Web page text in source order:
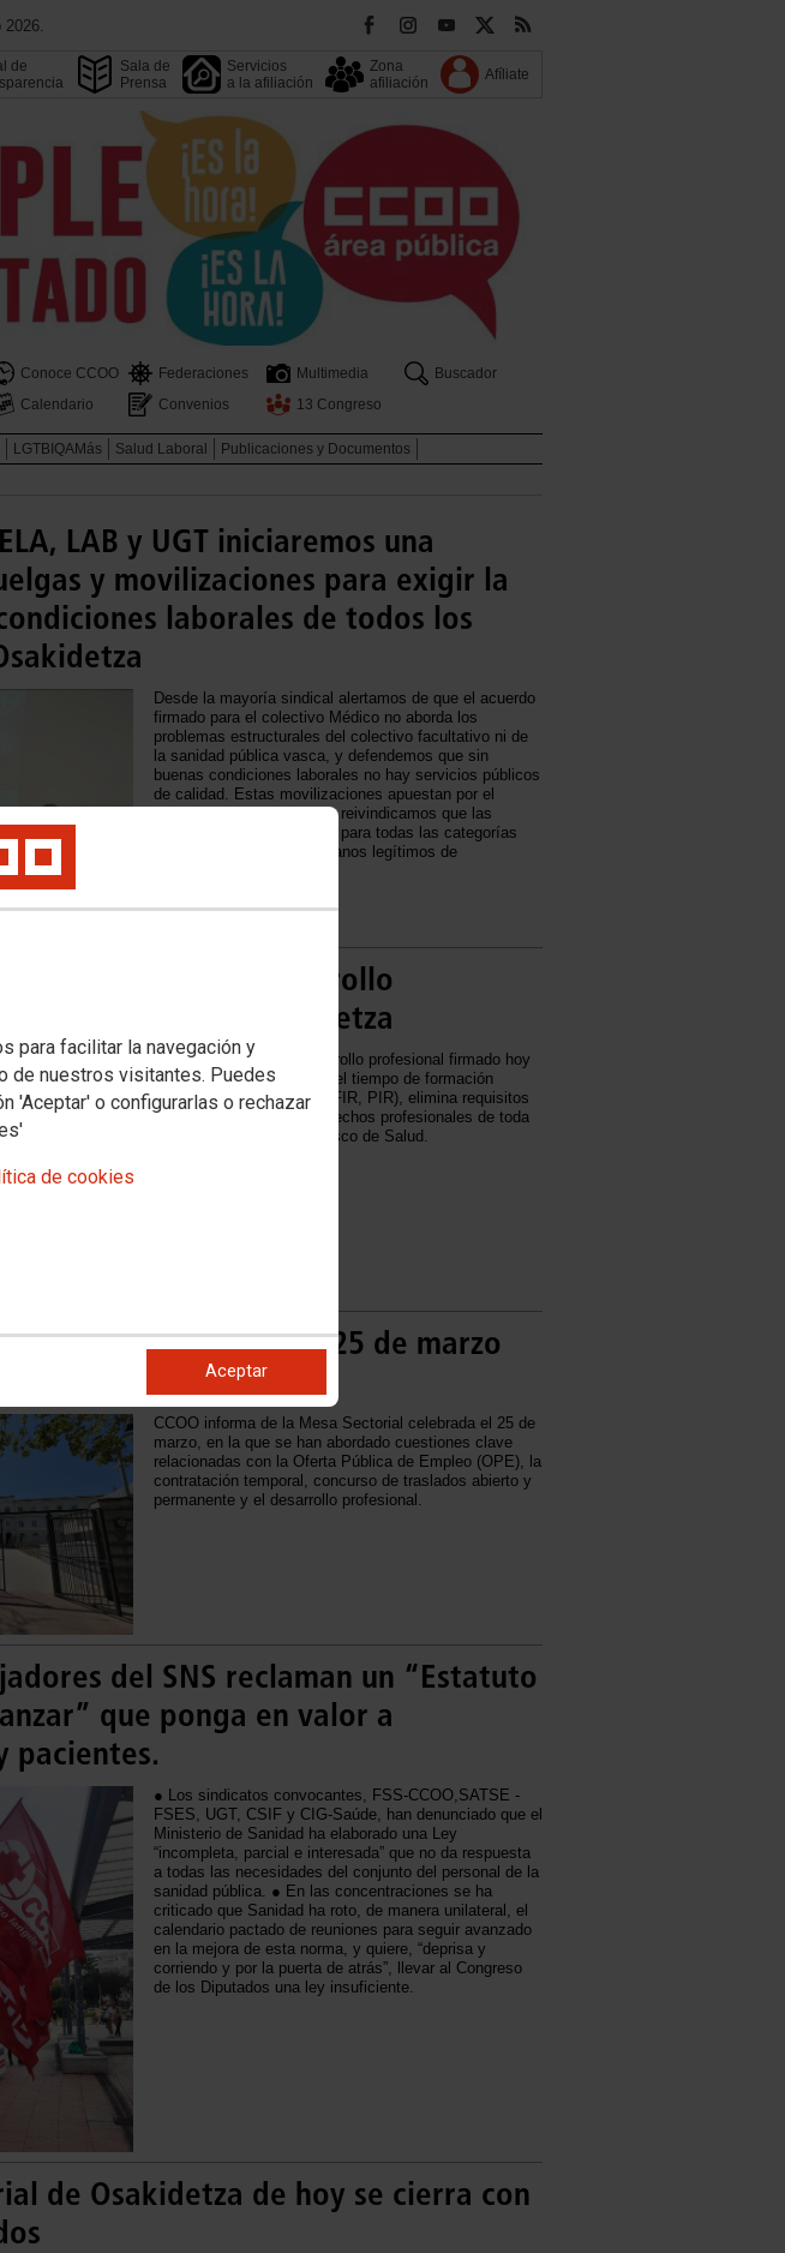
para facilitar la navegación y
de nuestros visitantes. Puedes
'Aceptar' o configurarlas o rechazar
de cookies
Aceptar
2026.
de
Sala de
Prensa
Servicios
a la afiliación
Zona
afiliación
Afíliate
Conoce CCOO Federaciones Multimedia
Buscador
Calendario
Convenios 13 Congreso
LGTBIQAMás Salud Laboral
Publicaciones y Documentos
LAB y UGT iniciaremos una
y movilizaciones para exigir la
laborales de todos los
Desde la mayoría sindical alertamos de que el acuerdo
firmado para el colectivo Médico no aborda los
problemas estructurales del colectivo facultativo ni de
la sanidad pública vasca, y defendemos que sin
buenas condiciones laborales no hay servicios públicos
de calidad. Estas movilizaciones apuestan por el
equipo de profesionales, y reivindicamos que las
mejoras deben alcanzarse para todas las categorías
desde el respeto a los órganos legítimos de
nuevo modelo de Desarrollo
el personal de Osakidetza
El nuevo modelo de desarrollo profesional firmado hoy
reconoce por primera vez el tiempo de formación
especializada (MIR, EIR, FIR, PIR), elimina requisitos
injustos y refuerza los derechos profesionales de toda
la plantilla del Servicio Vasco de Salud.
Sectorial Osakidetza – 25 de marzo
CCOO informa de la Mesa Sectorial celebrada el 25 de
marzo, en la que se han abordado cuestiones clave
relacionadas con la Oferta Pública de Empleo (OPE), la
contratación temporal, concurso de traslados abierto y
permanente y el desarrollo profesional.
del SNS reclaman un “Estatuto
que ponga en valor a
pacientes.
● Los sindicatos convocantes, FSS-CCOO,SATSE -
FSES, UGT, CSIF y CIG-Saúde, han denunciado que el
Ministerio de Sanidad ha elaborado una Ley
“incompleta, parcial e interesada” que no da respuesta
a todas las necesidades del conjunto del personal de la
sanidad pública. ● En las concentraciones se ha
criticado que Sanidad ha roto, de manera unilateral, el
calendario pactado de reuniones para seguir avanzado
en la mejora de esta norma, y quiere, “deprisa y
corriendo y por la puerta de atrás”, llevar al Congreso
de los Diputados una ley insuficiente.
de Osakidetza de hoy se cierra con